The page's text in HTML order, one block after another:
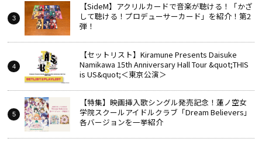
【SideM】アクリルカードで音楽が聴ける！「かざ
して聴ける！プロデューサーカード」を紹介！第2
弾！
【セットリスト】Kiramune Presents Daisuke
Namikawa 15th Anniversary Hall Tour &quot;THIS
is US&quot;＜東京公演＞
【特集】映画挿入歌シングル発売記念！蓮ノ空女
学院スクールアイドルクラブ「Dream Believers」
各バージョンを一挙紹介